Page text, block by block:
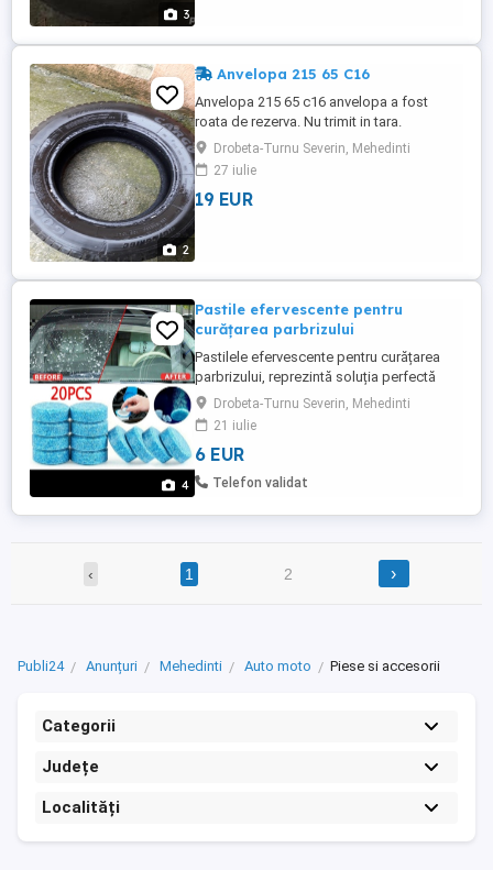
3
2
Anvelopa 215 65 C16
Anvelopa 215 65 c16 anvelopa a fost
roata de rezerva. Nu trimit in tara.
Drobeta-Turnu Severin, Mehedinti
27 iulie
19 EUR
4
Pastile efervescente pentru
curățarea parbrizului
Pastilele efervescente pentru curățarea
parbrizului, reprezintă soluția perfectă
pentru a menține vizibilitatea optimă și
siguranța în timpul condusului. Aceste
pastile au fost special concepute pentru a
elimina murdăria și reziduurile de pe
parbriz, oferindu-vă o suprafață curată și
Drobeta-Turnu Severin, Mehedinti
21 iulie
6 EUR
Telefon validat
‹ 1 2 ›
Publi24 Anunțuri Mehedinti Auto moto Piese si accesorii
Categorii
Județe
Localități